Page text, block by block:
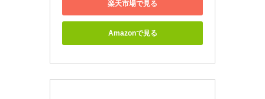
楽天市場で見る
Amazonで見る